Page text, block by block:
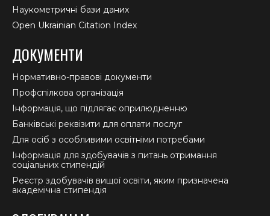
Наукометричні бази даних
Open Ukrainian Citation Index
ДОКУМЕНТИ
Нормативно-правові документи
Профспілкова організація
Інформація, що підлягає оприлюдненню
Банківські реквізити для оплати послуг
Для осіб з особливими освітніми потребами
Інформація для здобувачів з питань отримання
соціальних стипендій
Реєстр здобувачів вищої освіти, яким призначена
академічна стипендія